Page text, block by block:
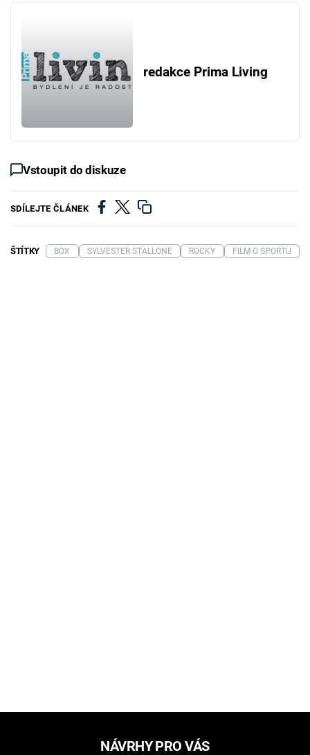
redakce Prima Living
Vstoupit do diskuze
SDÍLEJTE ČLÁNEK
ŠTÍTKY BOX SYLVESTER STALLONE ROCKY FILM O SPORTU
NÁVRHY PRO VÁS